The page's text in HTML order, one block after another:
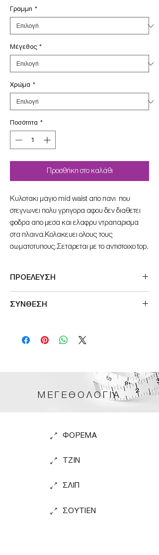
Γραμμη *
Μέγεθος *
Χρώμα *
Ποσότητα *
Προσθήκη στο καλάθι
Κυλοτακι μαγιο mid waist απο πανι που
στεγνωνει πολυ γρηγορα αφου δεν διαθετει
φοδρα απο μεσα και ελαφρυ ντραπαρισμα
στα πλαινα.Kολακευει ολους τους
σωματοτυπους.Σεταρεται με το αντιστοιχο top.
ΠΡΟΕΛΕΥΣΗ
ΣΥΝΘΕΣΗ
ΜΕΓΕΘΟΛΟΓΙΑ
ΦΟΡΕΜΑ
TZIN
ΣΛΙΠ
ΣΟΥΤΙΕΝ